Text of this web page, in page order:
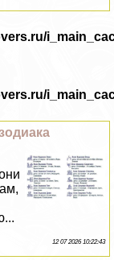
12 07 2026 10:22:43